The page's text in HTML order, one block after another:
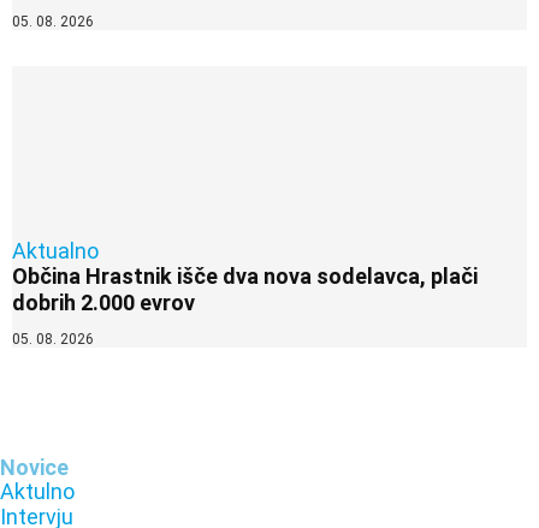
05. 08. 2026
Aktualno
Občina Hrastnik išče dva nova sodelavca, plači
dobrih 2.000 evrov
05. 08. 2026
Novice
Aktulno
Intervju